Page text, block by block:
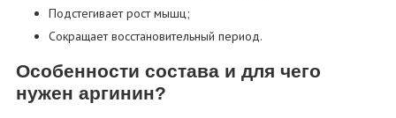
Подстегивает рост мышц;
Сокращает восстановительный период.
Особенности состава и для чего
нужен аргинин?